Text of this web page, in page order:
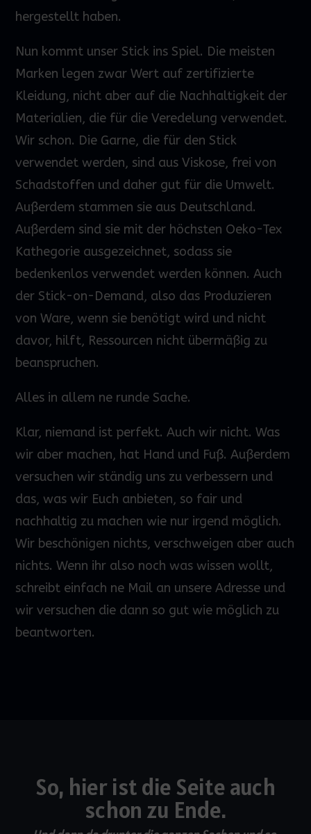
hergestellt haben.
Nun kommt unser Stick ins Spiel. Die meisten
Marken legen zwarWert auf zertifizierte
Kleidung, nicht aber auf die Nachhaltigkeit der
Materialien, die für die Veredelung verwendet.
Wir schon. Die Garne, die für den Stick
verwendet werden, sind aus Viskose, frei von
Schadstoffen und daher gut für die Umwelt.
Außerdem stammen sie aus Deutschland.
Außerdem sind sie mit der höchsten Oeko-Tex
Kathegorie ausgezeichnet, sodass sie
bedenkenlos verwendet werden können. Auch
der Stick-on-Demand, also das Produzieren
von Ware, wenn sie benötigt wird und nicht
davor, hilft, Ressourcen nicht übermäßig zu
beanspruchen.
Alles in allem ne runde Sache.
Klar, niemand ist perfekt. Auch wir nicht. Was
wir aber machen, hat Hand und Fuß. Außerdem
versuchen wir ständig uns zu verbessern und
das, was wir Euch anbieten, so fair und
nachhaltig zu machen wie nur irgend möglich.
Wir beschönigen nichts, verschweigen aber auch
nichts. Wenn ihr also noch was wissen wollt,
schreibt einfach ne Mail an unsere Adresse und
wir versuchen die dann so gut wie möglich zu
beantworten.
So, hier ist die Seite auch
schon zu Ende.